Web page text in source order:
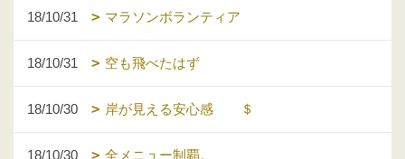
18/10/31 マラソンボランティア
18/10/31 空も飛べたはず
18/10/30 岸が見える安心感 ＄
18/10/30 全メニュー制覇。